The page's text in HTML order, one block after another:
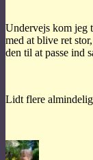
Undervejs kom jeg
med at blive ret
den til at passe ind
Lidt flere
Forfatter